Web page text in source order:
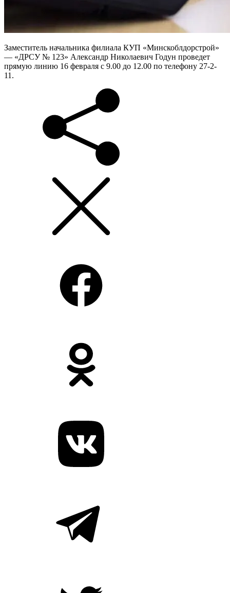
Заместитель начальника филиала КУП «Минскоблдорстрой»
— «ДРСУ № 123» Александр Николаевич Годун проведет
прямую линию 16 февраля с 9.00 до 12.00 по телефону 27-2-
11.